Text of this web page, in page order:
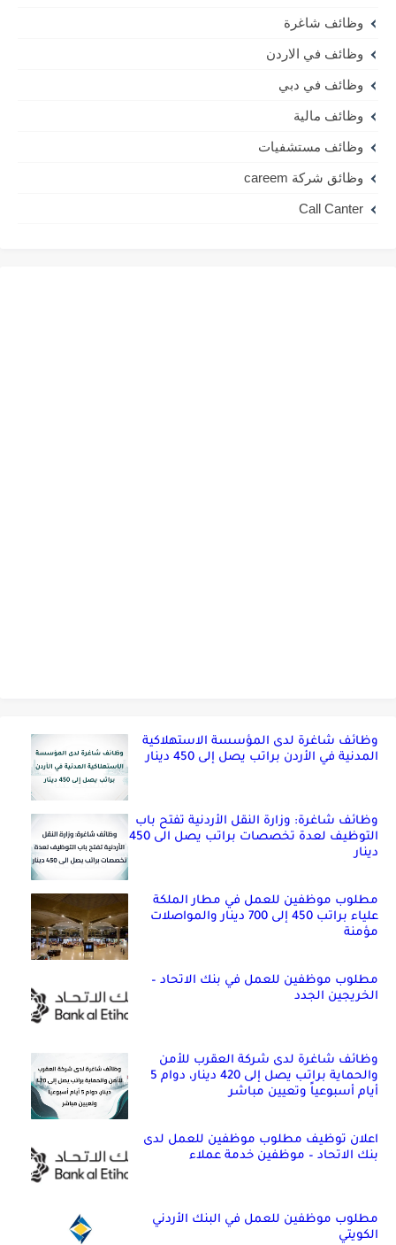
وظائف شاغرة
وظائف في الاردن
وظائف في دبي
وظائف مالية
وظائف مستشفيات
وظائق شركة careem
Call Canter
وظائف شاغرة لدى المؤسسة الاستهلاكية
المدنية في الأردن براتب يصل إلى 450 دينار
وظائف شاغرة: وزارة النقل الأردنية تفتح باب
التوظيف لعدة تخصصات براتب يصل الى 450
دينار
مطلوب موظفين للعمل في مطار الملكة
علياء براتب 450 إلى 700 دينار والمواصلات
مؤمنة
مطلوب موظفين للعمل في بنك الاتحاد –
الخريجين الجدد
وظائف شاغرة لدى شركة العقرب للأمن
والحماية براتب يصل إلى 420 دينار، دوام 5
أيام أسبوعياً وتعيين مباشر
اعلان توظيف مطلوب موظفين للعمل لدى
بنك الاتحاد – موظفين خدمة عملاء
مطلوب موظفين للعمل في البنك الأردني
الكويتي